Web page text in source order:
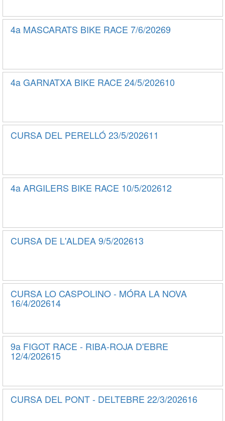
4a MASCARATS BIKE RACE 7/6/20269
4a GARNATXA BIKE RACE 24/5/202610
CURSA DEL PERELLÓ 23/5/202611
4a ARGILERS BIKE RACE 10/5/202612
CURSA DE L'ALDEA 9/5/202613
CURSA LO CASPOLINO - MÓRA LA NOVA
16/4/202614
9a FIGOT RACE - RIBA-ROJA D'EBRE
12/4/202615
CURSA DEL PONT - DELTEBRE 22/3/202616